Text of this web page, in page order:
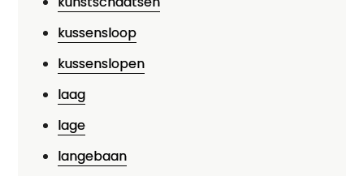
kussensloop
kussenslopen
laag
lage
langebaan